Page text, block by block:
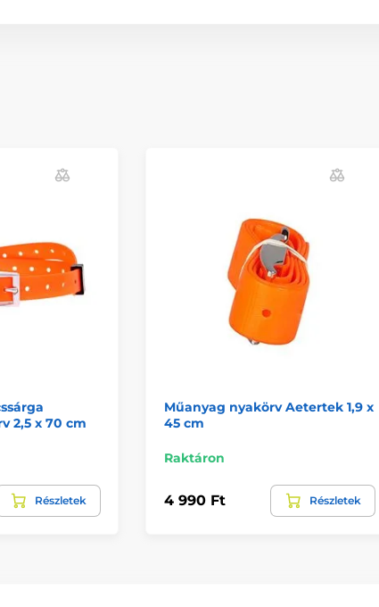
2,5 x 70 cm
Részletek
Műanyag nyakörv Aetertek 1,9 x
45 cm
Raktáron
4 990 Ft Részletek